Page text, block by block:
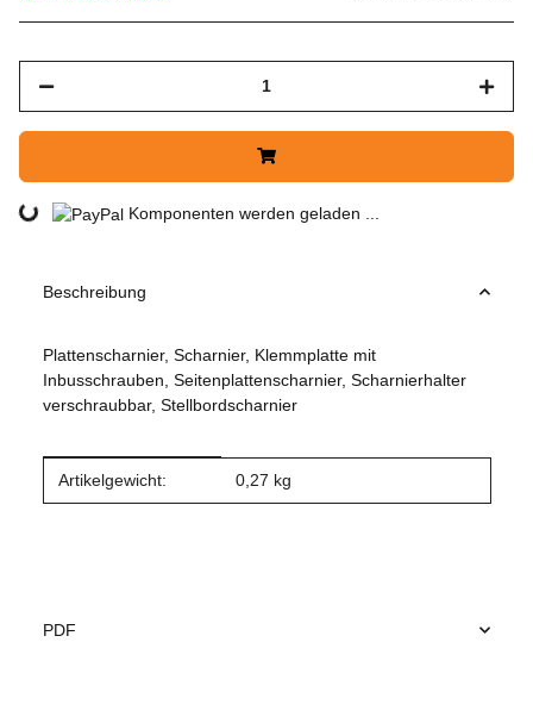
Loading... Komponenten werden geladen ...
Beschreibung
Plattenscharnier, Scharnier, Klemmplatte mit
Inbusschrauben, Seitenplattenscharnier, Scharnierhalter
verschraubbar, Stellbordscharnier
Produkteigenschaft
Wert
Artikelgewicht: 0,27 kg
PDF